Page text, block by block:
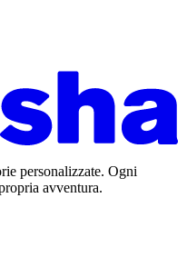
personalizzate. Ogni
avventura.